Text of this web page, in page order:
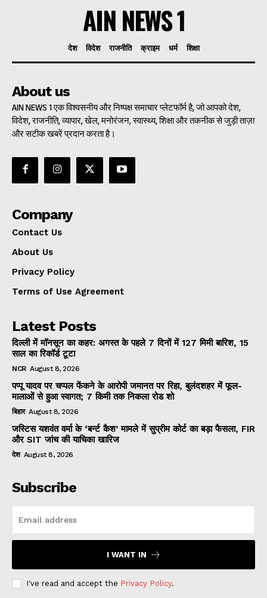
AIN NEWS 1
देश विदेश राजनीति क्राइम धर्म शिक्षा
About us
AIN NEWS 1 एक विश्वसनीय और निष्पक्ष समाचार प्लेटफॉर्म है, जो आपको देश,
विदेश, राजनीति, व्यापार, खेल, मनोरंजन, स्वास्थ्य, शिक्षा और तकनीक से जुड़ी ताज़ा
और सटीक खबरें प्रदान करता है।
Company
Contact Us
About Us
Privacy Policy
Terms of Use Agreement
Latest Posts
दिल्ली में मॉनसून का कहर: अगस्त के पहले 7 दिनों में 127 मिमी बारिश, 15
साल का रिकॉर्ड टूटा
NCR August 8, 2026
पप्पू यादव पर चप्पल फेंकने के आरोपी जमानत पर रिहा, बुलंदशहर में फूल-
मालाओं से हुआ स्वागत; 7 किमी तक निकला रोड शो
बिहार August 8, 2026
जस्टिस यशवंत वर्मा के ‘बर्न्ट कैश’ मामले में सुप्रीम कोर्ट का बड़ा फैसला, FIR
और SIT जांच की याचिका खारिज
देश August 8, 2026
Subscribe
I WANT IN
I've read and accept the Privacy Policy.